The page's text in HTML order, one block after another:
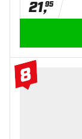
21,95
8
#8 Top 10